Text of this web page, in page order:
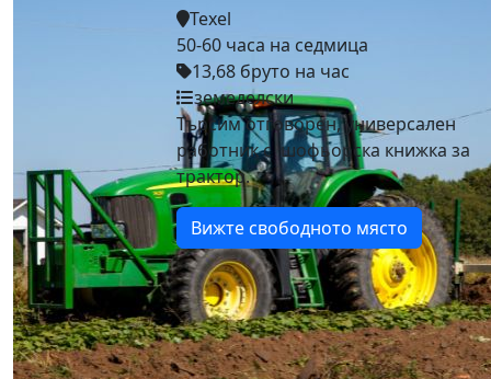
Texel
50-60 часа на седмица
13,68 бруто на час
земеделски
Търсим отговорен, универсален
работник с шофьорска книжка за
трактор.
Вижте свободното място